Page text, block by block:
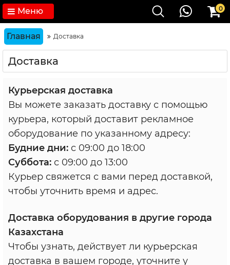
Меню 0
Главная Доставка
Доставка
Курьерская доставка
Вы можете заказать доставку с помощью
курьера, который доставит рекламное
оборудование по указанному адресу:
Будние дни: с 09:00 до 18:00
Суббота: с 09:00 до 13:00
Курьер свяжется с вами перед доставкой,
чтобы уточнить время и адрес.
Доставка оборудования в другие города
Казахстана
Чтобы узнать, действует ли курьерская
доставка в вашем городе, уточните у